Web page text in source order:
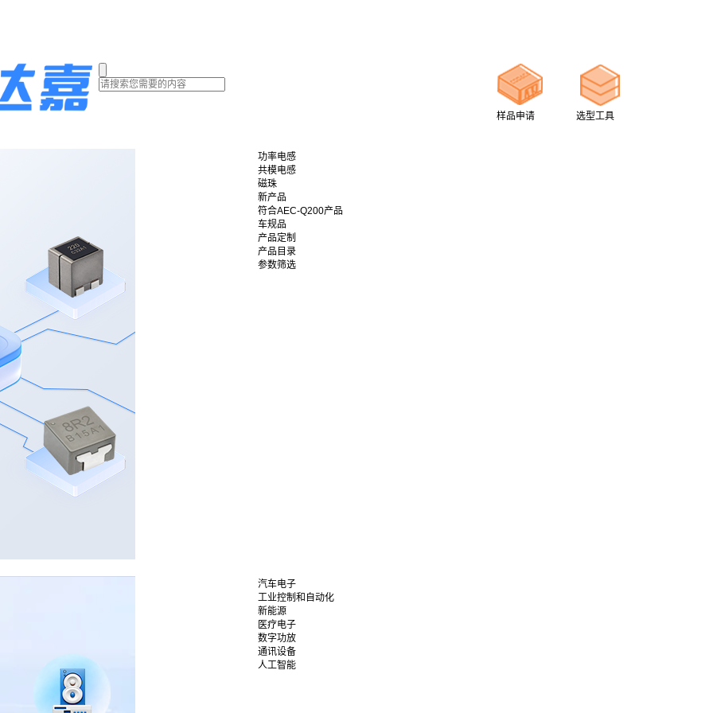
样品申请 选型工具
功率电感
共模电感
磁珠
新产品
符合AEC-Q200产品
车规品
产品定制
产品目录
参数筛选
汽车电子
工业控制和自动化
新能源
医疗电子
数字功放
通讯设备
人工智能